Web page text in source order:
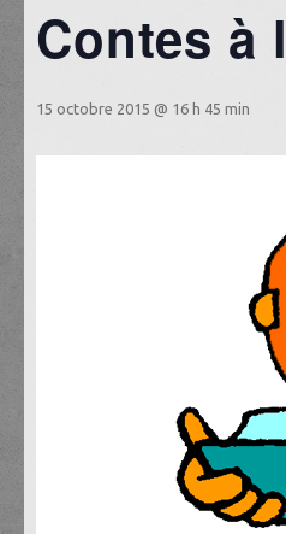
Contes à
15 octobre 2015 @ 16 h 45 min